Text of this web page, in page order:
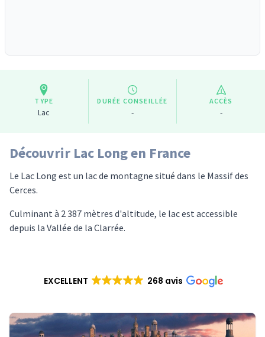
TYPE
Lac
DURÉE CONSEILLÉE
-
ACCÈS
-
Découvrir Lac Long en France
Le Lac Long est un lac de montagne situé dans le Massif des
Cerces.
Culminant à 2 387 mètres d'altitude, le lac est accessible
depuis la Vallée de la Clarrée.
EXCELLENT 268 avis